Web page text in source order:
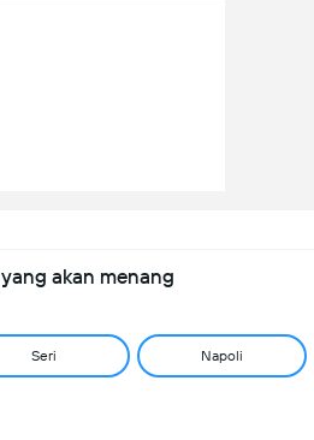
akan menang
Seri Napoli